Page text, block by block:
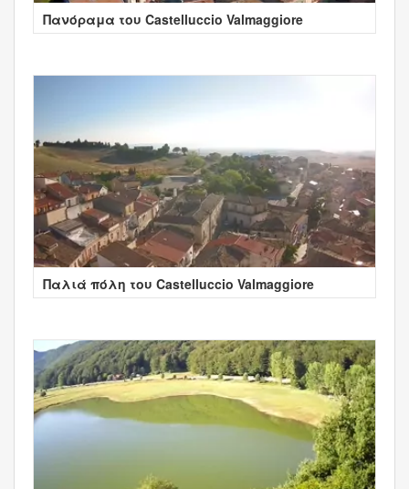
Πανόραμα του Castelluccio Valmaggiore
Παλιά πόλη του Castelluccio Valmaggiore